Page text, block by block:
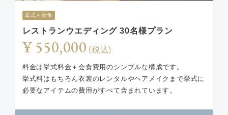
挙式＋会食
レストランウエディング 30名様プラン
¥ 550,000 (税込)
料金は挙式料金＋会食費用のシンプルな構成です。
挙式料はもちろん衣裳のレンタルやヘアメイクまで挙式に
必要なアイテムの費用がすべて含まれています。